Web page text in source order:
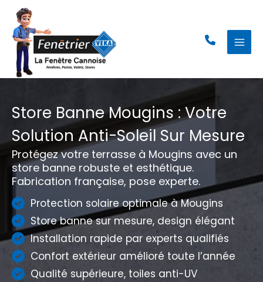
contenu
Store Banne Mougins : Votre
Solution Anti-Soleil Sur Mesure
Protégez votre terrasse à Mougins avec un
store banne robuste et esthétique.
Fabrication française, pose experte.
Protection solaire optimale à Mougins
Store banne sur mesure, design élégant
Installation rapide par experts qualifiés
Confort extérieur amélioré toute l’année
Qualité supérieure, toiles anti-UV